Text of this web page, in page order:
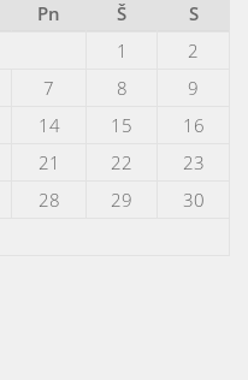
Pn Š
S
1
2
7 8
9
14 15
16
21 22
23
28 29
30